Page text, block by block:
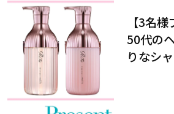
【3名
50代の
りなシ